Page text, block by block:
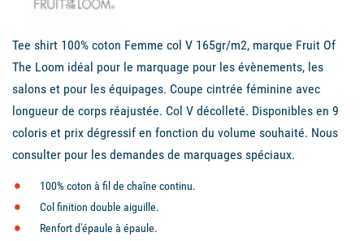
Tee shirt 100% coton Femme col V 165gr/m2, marque Fruit Of
The Loom idéal pour le marquage pour les évènements, les
salons et pour les équipages. Coupe cintrée féminine avec
longueur de corps réajustée. Col V décolleté. Disponibles en 9
coloris et prix dégressif en fonction du volume souhaité. Nous
consulter pour les demandes de marquages spéciaux.
100% coton à fil de chaîne continu.
Col finition double aiguille.
Renfort d'épaule à épaule.